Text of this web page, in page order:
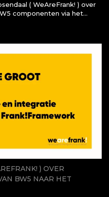
( WeAreFrank! ) over
componenten via het
) OVER
BW5 NAAR HET